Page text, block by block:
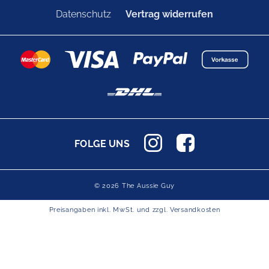
Datenschutz Vertrag widerrufen
FOLGE UNS
© 2026 The Aussie Guy
Preisangaben inkl. MwSt. und zzgl. Versandkosten